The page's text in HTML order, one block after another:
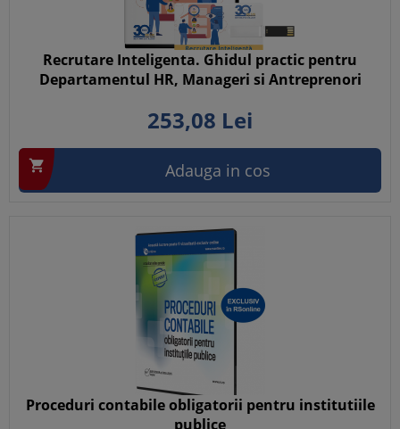
Recrutare Inteligenta. Ghidul practic pentru
Departamentul HR, Manageri si Antreprenori
253,08 Lei
 Adauga in cos
Proceduri contabile obligatorii pentru institutiile
publice